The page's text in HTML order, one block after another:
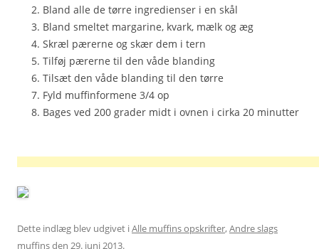
Bland alle de tørre ingredienser i en skål
Bland smeltet margarine, kvark, mælk og æg
Skræl pærerne og skær dem i tern
Tilføj pærerne til den våde blanding
Tilsæt den våde blanding til den tørre
Fyld muffinformene 3/4 op
Bages ved 200 grader midt i ovnen i cirka 20 minutter
Dette indlæg blev udgivet iAlle muffins opskrifter,Andre slags
muffinsden 29. juni 2013.